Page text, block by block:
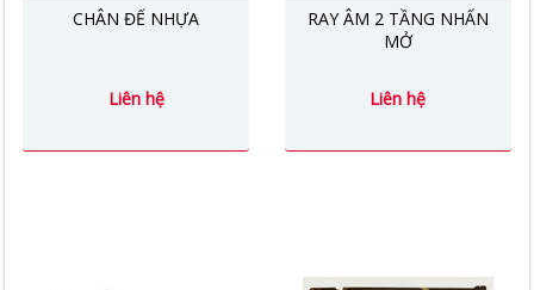
CHÂN ĐẾ NHỰA
Liên hệ
RAY ÂM 2 TẦNG NHẤN
MỞ
Liên hệ